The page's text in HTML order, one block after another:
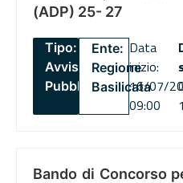
(ADP) 25- 27
Tipo:
Avviso
Pubblico
Ente:
Regione
Basilicata
Data
inizio:
16/07/
09:00
Bando di Concorso